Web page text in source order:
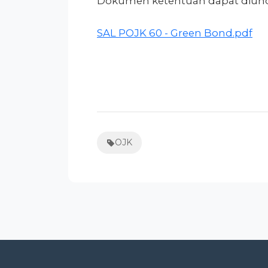
SAL POJK 60 - Green Bond.pdf
OJK